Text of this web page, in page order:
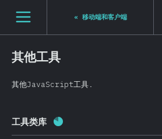
[zh-Hans] general.open_nav
« 移动端和客户端
其他工具
其他JavaScript工具.
工具类库 完成率: